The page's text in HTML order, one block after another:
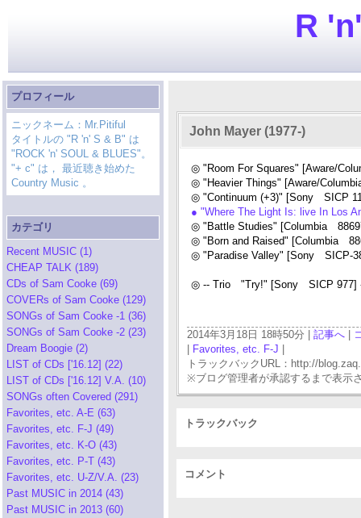
R
プロフィール
ニックネーム：Mr.Pitiful
タイトルの "R 'n' S & B" は
"ROCK 'n' SOUL & BLUES"。
"+ c" は， 最近聴き始めた
Country Music 。
カテゴリ
Recent MUSIC (1)
CHEAP TALK (189)
CDs of Sam Cooke (69)
COVERs of Sam Cooke (129)
SONGs of Sam Cooke -1 (36)
SONGs of Sam Cooke -2 (23)
Dream Boogie (2)
LIST of CDs ['16.12] (22)
LIST of CDs ['16.12] V.A. (10)
SONGs often Covered (291)
Favorites, etc. A-E (63)
Favorites, etc. F-J (49)
Favorites, etc. K-O (43)
Favorites, etc. P-T (43)
Favorites, etc. U-Z/V.A. (23)
Past MUSIC in 2014 (43)
Past MUSIC in 2013 (60)
John Mayer (1977-)
◎ "Room For Squares" [Aware/
◎ "Heavier Things" [Aware/
◎ "Continuum (+3)" [Sony SICP
● "Where The Light Is: live In Los
◎ "Battle Studies" [Columbia
◎ "Born and Raised" [Columbia
◎ "Paradise Valley" [Sony SICP-
◎ -- Trio "Try!" [Sony SICP 977]
2014年3月18日 18時50分 | 記事へ
Favorites, etc. F-J
トラックバックURL：http://
※ブログ管理者が承認するまで表示
トラックバック
コメント